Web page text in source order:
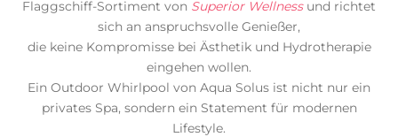
Flaggschiff-Sortiment von Superior Wellnessund richtet
sich an anspruchsvolle Genießer,
die keine Kompromisse bei Ästhetik und Hydrotherapie
eingehen wollen.
Ein Outdoor Whirlpool von Aqua Solus ist nicht nur ein
privates Spa, sondern ein Statement für modernen
Lifestyle.